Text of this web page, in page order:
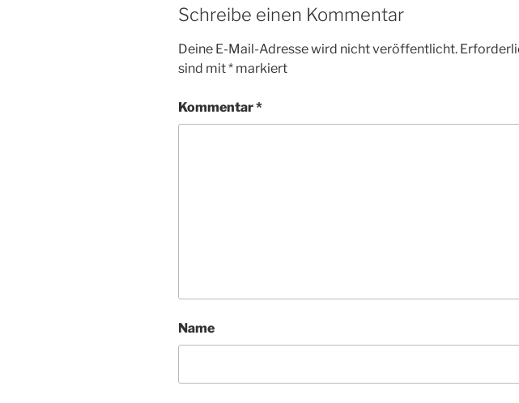
Schreibe einen Kommentar
Deine E-Mail-Adresse wird nicht veröffentlicht.
sind mit* markiert
Kommentar*
Name